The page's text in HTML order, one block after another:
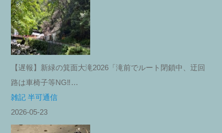
【遅報】新緑の箕面大滝2026「滝前でルート閉鎖中、迂回
路は車椅子等NG‼︎…
雑記 半可通信
2026-05-23